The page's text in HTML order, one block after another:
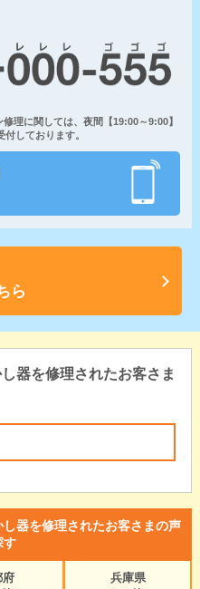
理に関しては、夜間【19:00～9:00】
しております。
ら
器を修理されたお客さま
器を修理されたお客さまの声
す
府
兵庫県